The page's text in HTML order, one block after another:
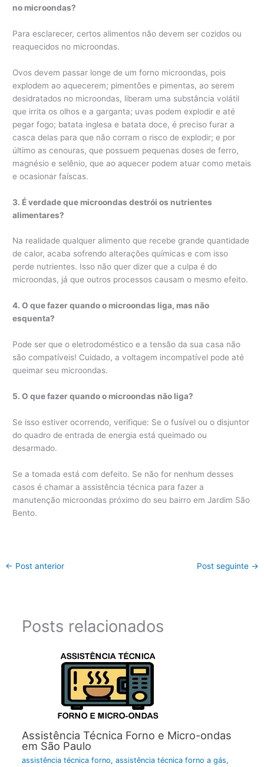
no microondas?
Para esclarecer, certos alimentos não devem ser cozidos ou
reaquecidos no microondas.
Ovos devem passar longe de um forno microondas, pois
explodem ao aquecerem; pimentões e pimentas, ao serem
desidratados no microondas, liberam uma substância volátil
que irrita os olhos e a garganta; uvas podem explodir e até
pegar fogo; batata inglesa e batata doce, é preciso furar a
casca delas para que não corram o risco de explodir; e por
último as cenouras, que possuem pequenas doses de ferro,
magnésio e selênio, que ao aquecer podem atuar como metais
e ocasionar faíscas.
3. É verdade que microondas destrói os nutrientes
alimentares?
Na realidade qualquer alimento que recebe grande quantidade
de calor, acaba sofrendo alterações químicas e com isso
perde nutrientes. Isso não quer dizer que a culpa é do
microondas, já que outros processos causam o mesmo efeito.
4. O que fazer quando o microondas liga, mas não
esquenta?
Pode ser que o eletrodoméstico e a tensão da sua casa não
são compatíveis! Cuidado, a voltagem incompatível pode até
queimar seu microondas.
5. O que fazer quando o microondas não liga?
Se isso estiver ocorrendo, verifique: Se o fusível ou o disjuntor
do quadro de entrada de energia está queimado ou
desarmado.
Se a tomada está com defeito. Se não for nenhum desses
casos é chamar a assistência técnica para fazer a
manutenção microondas próximo do seu bairro em Jardim São
Bento.
← Post anterior Post seguinte →
Posts relacionados
Assistência Técnica Forno e Micro-ondas
em São Paulo
assistência técnica forno, assistência técnica forno a gás,